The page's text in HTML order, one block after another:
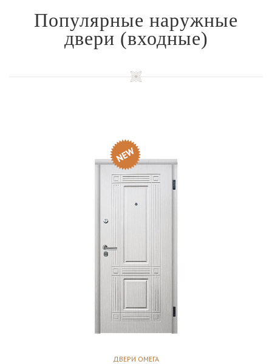
Популярные наружные
двери (входные)
ДВЕРИ ОМЕГА